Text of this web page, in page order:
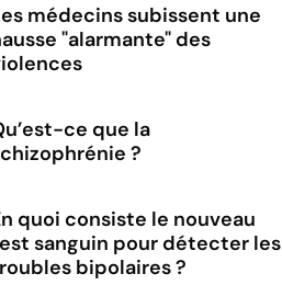
médecins subissent une
"alarmante" des
ce que la
?
quoi consiste le nouveau
sanguin pour détecter les
bipolaires ?